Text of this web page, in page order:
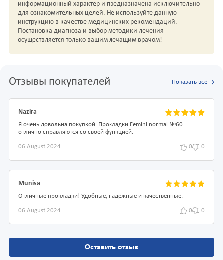
информационный характер и предназначена исключительно
для ознакомительных целей. Не используйте данную
инструкцию в качестве медицинских рекомендаций.
Постановка диагноза и выбор методики лечения
осуществляется только вашим лечащим врачом!
Отзывы покупателей Показать все
Nazira
Я очень довольна покупкой. Прокладки Femini normal №60
отлично справляются со своей функцией.
06 August 2024 0 0
Munisa
Отличные прокладки! Удобные, надежные и качественные.
06 August 2024 0 0
Оставить отзыв